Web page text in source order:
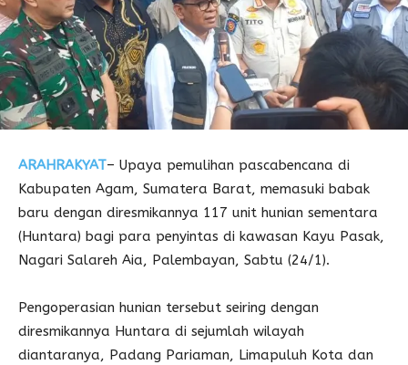
ARAHRAKYAT– Upaya pemulihan pascabencana di
Kabupaten Agam, Sumatera Barat, memasuki babak
baru dengan diresmikannya 117 unit hunian sementara
(Huntara) bagi para penyintas di kawasan Kayu Pasak,
Nagari Salareh Aia, Palembayan, Sabtu (24/1).
Pengoperasian hunian tersebut seiring dengan
diresmikannya Huntara di sejumlah wilayah
diantaranya, Padang Pariaman, Limapuluh Kota dan